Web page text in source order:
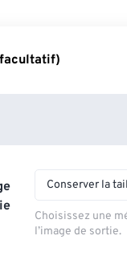
Conserver la
Choisissez une
l’image de sortie.